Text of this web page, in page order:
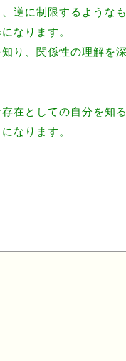
逆に制限するようなも
なります。
り、関係性の理解を
在としての自分を知
なります。